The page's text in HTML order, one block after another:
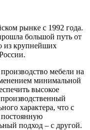
рынке с 1992 года.
большой путь от
из крупнейших
мебели на
минимальной
высокое
характера, что с
постоянную
подход – с другой.